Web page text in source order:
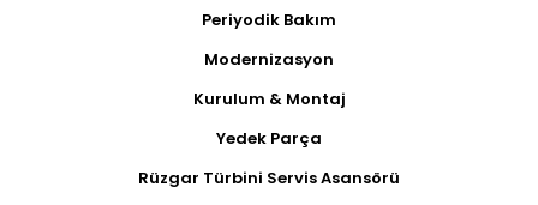
Periyodik Bakım
Modernizasyon
Kurulum & Montaj
Yedek Parça
Rüzgar Türbini Servis Asansörü